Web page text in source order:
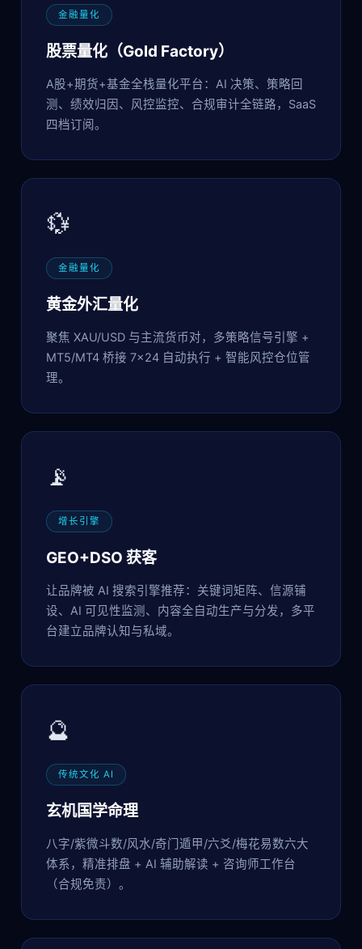
金融量化
股票量化（Gold Factory）
A股+期货+基金全栈量化平台：AI 决策、策略回
测、绩效归因、风控监控、合规审计全链路，SaaS
四档订阅。
💱
金融量化
黄金外汇量化
聚焦 XAU/USD 与主流货币对，多策略信号引擎 +
MT5/MT4 桥接 7×24 自动执行 + 智能风控仓位管
理。
📡
增长引擎
GEO+DSO 获客
让品牌被 AI 搜索引擎推荐：关键词矩阵、信源铺
设、AI 可见性监测、内容全自动生产与分发，多平
台建立品牌认知与私域。
🔮
传统文化 AI
玄机国学命理
八字/紫微斗数/风水/奇门遁甲/六爻/梅花易数六大
体系，精准排盘 + AI 辅助解读 + 咨询师工作台
（合规免责）。